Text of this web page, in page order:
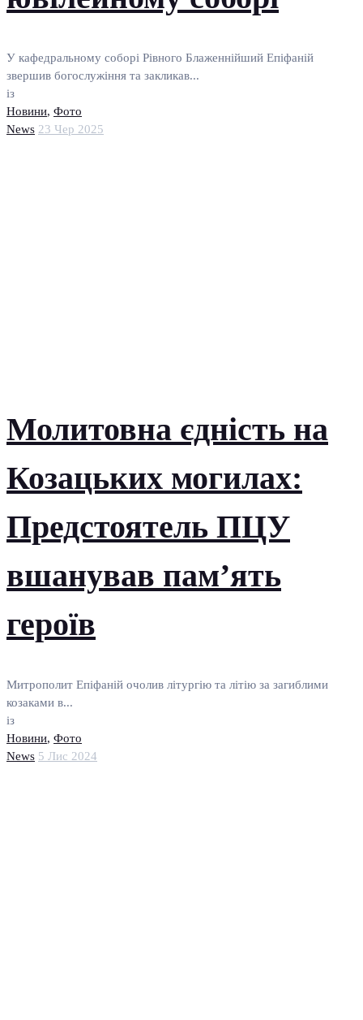
У кафедральному соборі Рівного Блаженнійший Епіфаній
звершив богослужіння та закликав...
із
Новини, Фото
News 23 Чер 2025
Молитовна єдність на
Козацьких могилах:
Предстоятель ПЦУ
вшанував памʼять
героїв
Митрополит Епіфаній очолив літургію та літію за загиблими
козаками в...
із
Новини, Фото
News 5 Лис 2024